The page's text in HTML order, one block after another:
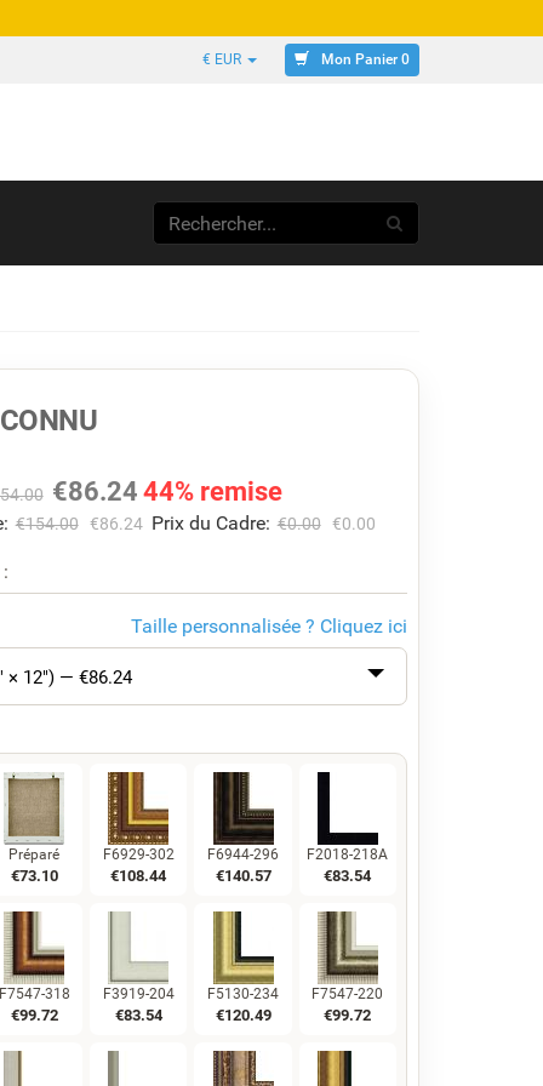
€ EUR Mon Panier 0
€86.24 44% remise
€154.00 €86.24 Prix du Cadre: €0.00 €0.00
Taille personnalisée ? Cliquez ici
× 12") — €86.24
Préparé
€73.10
F6929-302
€108.44
F6944-296
€140.57
F2018-218A
€83.54
F7547-318
€99.72
F3919-204
€83.54
F5130-234
€120.49
F7547-220
€99.72